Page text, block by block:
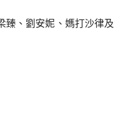
臻、劉安妮、媽打沙律及